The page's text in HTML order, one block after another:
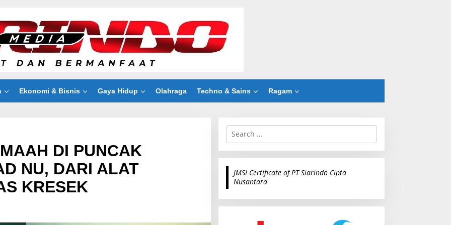
Ekonomi & Bisnis Gaya Hidup Olahraga Techno & Sains Ragam
DI PUNCAK
NU, DARI ALAT
KRESEK
S
r
c
r
JMSI Certificate of PT Siarindo Cipta
Nusantara